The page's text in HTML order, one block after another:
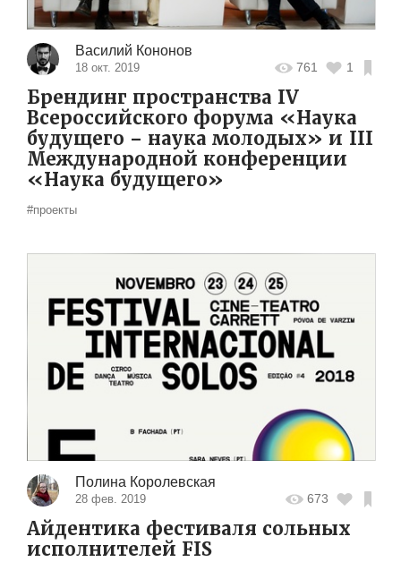
Василий Кононов
18 окт. 2019 761 1
Брендинг пространства IV
Всероссийского форума «Наука
будущего – наука молодых» и III
Международной конференции
«Наука будущего»
#проекты
Полина Королевская
28 фев. 2019 673
Айдентика фестиваля сольных
исполнителей FIS